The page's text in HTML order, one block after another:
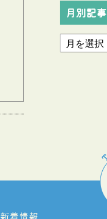
月別記事
新着情報